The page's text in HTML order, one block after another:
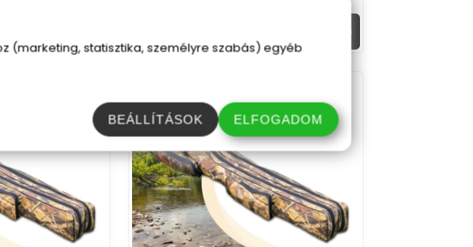
(marketing, statisztika, személyre szabás) egyéb
BEÁLLÍTÁSOK ELFOGADOM